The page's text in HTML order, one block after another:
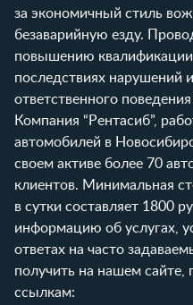
за экономичный стиль
безаварийную езду.
повышению
последствиях нарушений
ответственного
Компания “Рентасиб”,
автомобилей в
своем активе более 70
клиентов. Минимальная
в сутки составляет 1800
информацию об услугах,
ответах на часто
получить на нашем
ссылкам: